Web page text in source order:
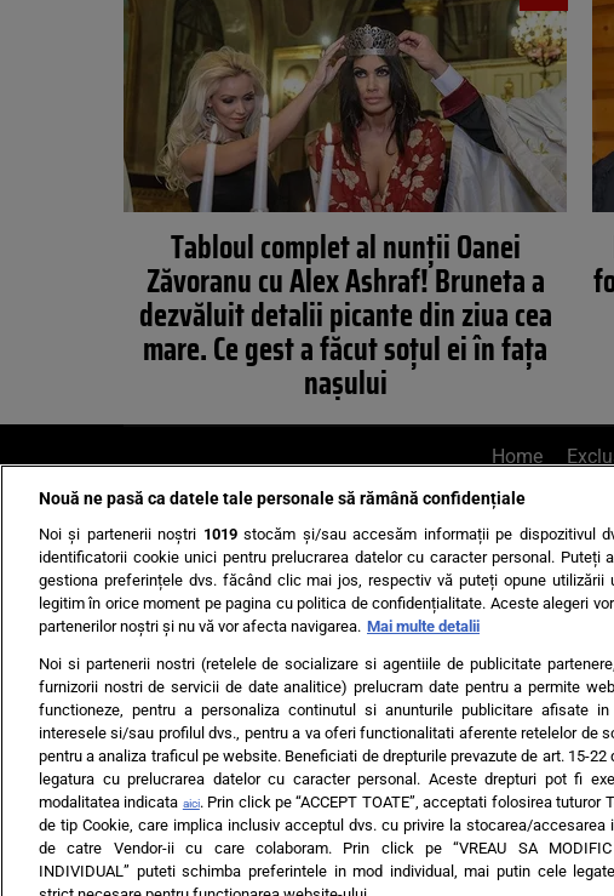
Tabloul complet al nunţii Oanei
Zăvoranu cu Alex Ashraf! Bruneta a
dezvăluit detalii picante din ziua cea
mare. Ce gest a făcut soţul ei în faţa
naşului
Home
AI UN PONT? Scrie-ne pe
Ultimele stiri
Echipa editorială Termeni si
Nouă ne pasă ca datele tale personale să rămână confidențiale
Noi și partenerii noștri 1019stocăm și/sau accesăm informații pe dispozitivul
identificatorii cookie unici pentru prelucrarea datelor cu caracter personal. Puteți
gestiona preferințele dvs. făcând clic mai jos, respectiv vă puteți opune utilizării
legitim în orice moment pe pagina cu politica de confidențialitate. Aceste alegeri
partenerilor noștri și nu vă vor afecta navigarea. Mai multe detalii
Noi si partenerii nostri (retelele de socializare si agentiile de publicitate
furnizorii nostri de servicii de date analitice) prelucram date pentru a permite
functioneze, pentru a personaliza continutul si anunturile publicitare afisate
interesele si/sau profilul dvs., pentru a va oferi functionalitati aferente retelelor de
pentru a analiza traficul pe website. Beneficiati de drepturile prevazute de art. 15-22
legatura cu prelucrarea datelor cu caracter personal. Aceste drepturi pot fi
modalitatea indicata aici. Prin click pe “ACCEPT TOATE”, acceptati folosirea tuturor
de tip Cookie, care implica inclusiv acceptul dvs. cu privire la stocarea/accesarea
de catre Vendor-ii cu care colaboram. Prin click pe “VREAU SA MODIFIC
INDIVIDUAL” puteti schimba preferintele in mod individual, mai putin cele